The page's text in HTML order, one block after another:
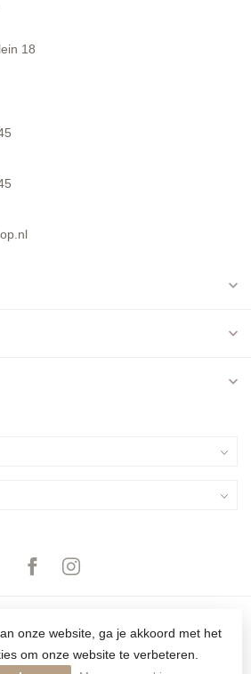
18
onze website, ga je akkoord met het
om onze website te verbeteren.